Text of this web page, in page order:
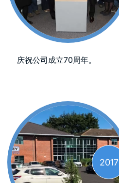
庆祝公司成立70周年。
2017